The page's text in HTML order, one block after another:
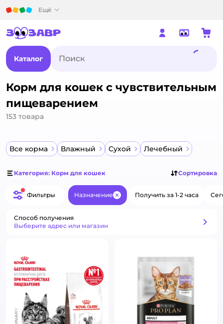
Ещё
Каталог
Корм для кошек с чувствительным
пищеварением
153 товара
Все корма Влажный Сухой Лечебный
Категория: Корм для кошек Сортировка
Фильтры Назначение ЗакрытьПолучить за 1-2 часа
Способ получения
Выберите адрес или магазин